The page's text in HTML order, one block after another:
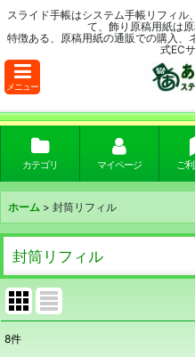
スライド手帳はシステム手帳リフィル
て、飾り原稿用紙は
特徴ある、原稿用紙の通販での購入
式EC
メニュー
カテゴリ マイページ ご
ホーム > 封筒リフィル
封筒リフィル
8件